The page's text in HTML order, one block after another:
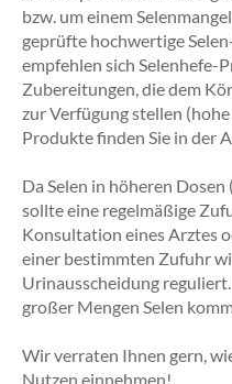
bzw. um einem
geprüfte hochwertige
empfehlen sich Selenhefe-
Zubereitungen, die dem
zur Verfügung stellen
Produkte finden Sie in der
Da Selen in höheren
sollte eine regelmäßige
Konsultation eines Arztes
einer bestimmten Zufuhr
Urinausscheidung
großer Mengen Selen
Wir verraten Ihnen gern,
Nutzen einnehmen!